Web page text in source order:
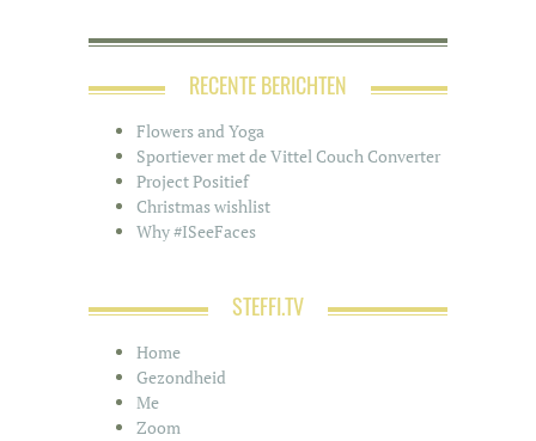
RECENTE BERICHTEN
Flowers and Yoga
Sportiever met de Vittel Couch Converter
Project Positief
Christmas wishlist
Why #ISeeFaces
STEFFI.TV
Home
Gezondheid
Me
Zoom